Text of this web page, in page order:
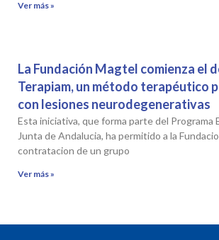
Ver más »
La Fundación Magtel comienza el
Terapiam, un método terapéutico
con lesiones neurodegenerativas
Esta iniciativa, que forma parte del Programa
Junta de Andalucia, ha permitido a la
contratacion de un grupo
Ver más »